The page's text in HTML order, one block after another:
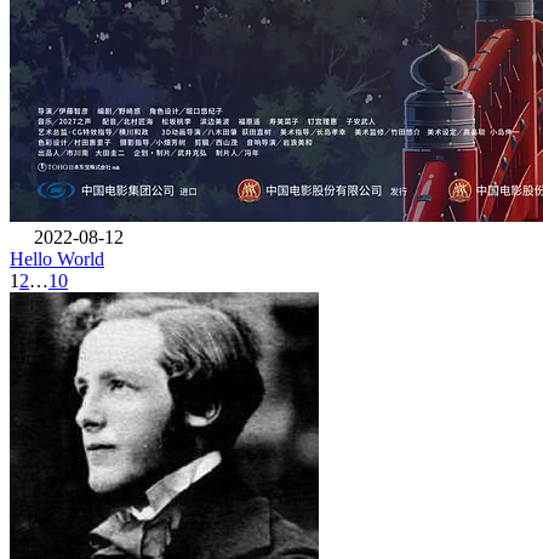
2022-08-12
Hello World
1 2…10